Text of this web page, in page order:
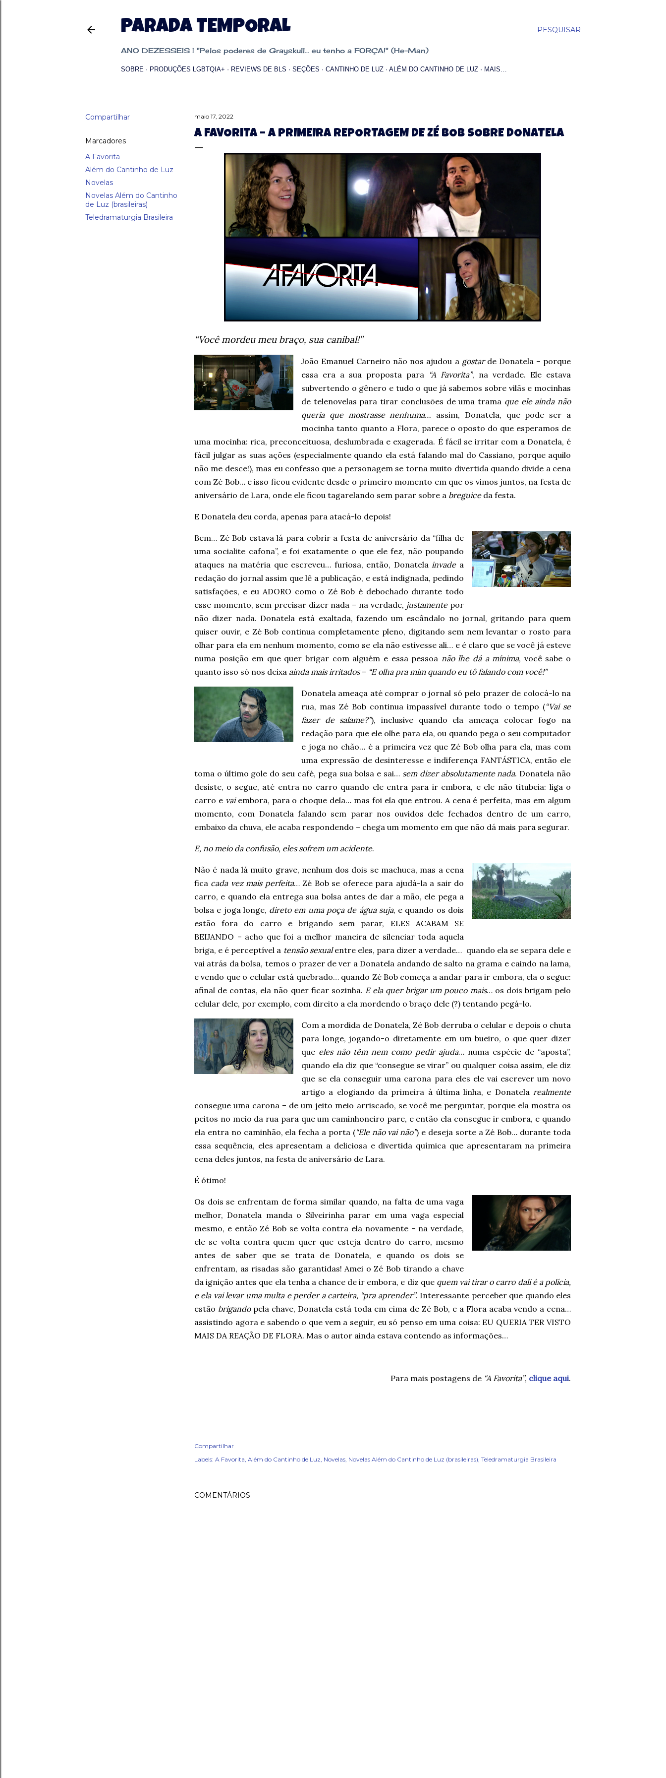
PESQUISAR
PARADA TEMPORAL
ANO DEZESSEIS | "Pelos poderes de Grayskull... eu tenho a FORÇA!" (He-Man)
SOBRE PRODUÇÕES LGBTQIA+ REVIEWS DE BLS SEÇÕES CANTINHO DE LUZ ALÉM DO CANTINHO DE LUZ MAIS…
Compartilhar
Marcadores
A Favorita
Além do Cantinho de Luz
Novelas
Novelas Além do Cantinho
de Luz (brasileiras)
Teledramaturgia Brasileira
maio 17, 2022
A FAVORITA – A PRIMEIRA REPORTAGEM DE ZÉ BOB SOBRE DONATELA
“Você mordeu meu braço, sua canibal!”
João Emanuel Carneiro não nos ajudou a gostarde Donatela – porque
essa era a sua proposta para “A Favorita”, na verdade. Ele estava
subvertendo o gênero e tudo o que já sabemos sobre vilãs e mocinhas
de telenovelas para tirar conclusões de uma trama que ele ainda não
queria que mostrasse nenhuma… assim, Donatela, que pode ser a
mocinha tanto quanto a Flora, parece o oposto do que esperamos de
uma mocinha: rica, preconceituosa, deslumbrada e exagerada. É fácil se irritar com a Donatela, é
fácil julgar as suas ações (especialmente quando ela está falando mal do Cassiano, porque aquilo
não me desce!), mas eu confesso que a personagem se torna muito divertida quando divide a cena
com Zé Bob… e isso ficou evidente desde o primeiro momento em que os vimos juntos, na festa de
aniversário de Lara, onde ele ficou tagarelando sem parar sobre a breguiceda festa.
E Donatela deu corda, apenas para atacá-lo depois!
Bem… Zé Bob estava lá para cobrir a festa de aniversário da “filha de
uma socialite cafona”, e foi exatamente o que ele fez, não poupando
ataques na matéria que escreveu… furiosa, então, Donatelainvadea
redação do jornal assim que lê a publicação, e está indignada, pedindo
satisfações, e eu ADORO como o Zé Bob é debochado durante todo
esse momento, sem precisar dizer nada – na verdade, justamentepor
não dizer nada. Donatela está exaltada, fazendo um escândalo no jornal, gritando para quem
quiser ouvir, e Zé Bob continua completamente pleno, digitando sem nem levantar o rosto para
olhar para ela em nenhum momento, como se ela não estivesse ali… e é claro que se você já esteve
numa posição em que quer brigar com alguém e essa pessoa não lhe dá a mínima, você sabe o
quanto isso só nos deixa ainda mais irritados– “E olha pra mim quando eu tô falando com você!”
Donatela ameaça até comprar o jornal só pelo prazer de colocá-lo na
rua, mas Zé Bob continua impassível durante todo o tempo (“Vai se
fazer de salame?”), inclusive quando ela ameaça colocar fogo na
redação para que ele olhe para ela, ou quando pega o seu computador
e joga no chão… é a primeira vez que Zé Bob olha para ela, mas com
uma expressão de desinteresse e indiferença FANTÁSTICA, então ele
toma o último gole do seu café, pega sua bolsa e sai… sem dizer absolutamente nada. Donatela não
desiste, o segue, até entra no carro quando ele entra para ir embora, e ele não titubeia: liga o
carro e vaiembora, para o choque dela… mas foi ela que entrou. A cena é perfeita, mas em algum
momento, com Donatela falando sem parar nos ouvidos dele fechados dentro de um carro,
embaixo da chuva, ele acaba respondendo – chega um momento em que não dá mais para segurar.
E, no meio da confusão, eles sofrem um acidente.
Não é nada lá muito grave, nenhum dos dois se machuca, mas a cena
fica cada vez mais perfeita… Zé Bob se oferece para ajudá-la a sair do
carro, e quando ela entrega sua bolsa antes de dar a mão, ele pega a
bolsa e joga longe, direto em uma poça de água suja, e quando os dois
estão fora do carro e brigando sem parar, ELES ACABAM SE
BEIJANDO – acho que foi a melhor maneira de silenciar toda aquela
briga, e é perceptível a tensão sexualentre eles, para dizer a verdade… quando ela se separa dele e
vai atrás da bolsa, temos o prazer de ver a Donatela andando de salto na grama e caindo na lama,
e vendo que o celular está quebrado… quando Zé Bob começa a andar para ir embora, ela o segue:
afinal de contas, ela não quer ficar sozinha. E ela quer brigar um pouco mais… os dois brigam pelo
celular dele, por exemplo, com direito a ela mordendo o braço dele (?) tentando pegá-lo.
Com a mordida de Donatela, Zé Bob derruba o celular e depois o chuta
para longe, jogando-o diretamente em um bueiro, o que quer dizer
que eles não têm nem como pedir ajuda… numa espécie de “aposta”,
quando ela diz que “consegue se virar” ou qualquer coisa assim, ele diz
que se ela conseguir uma carona para eles ele vai escrever um novo
artigo a elogiando da primeira à última linha, e Donatela realmente
consegue uma carona – de um jeito meio arriscado, se você me perguntar, porque ela mostra os
peitos no meio da rua para que um caminhoneiro pare, e então ela consegue ir embora, e quando
ela entra no caminhão, ela fecha a porta (“Ele não vai não”) e deseja sorte a Zé Bob… durante toda
essa sequência, eles apresentam a deliciosa e divertida química que apresentaram na primeira
cena deles juntos, na festa de aniversário de Lara.
É ótimo!
Os dois se enfrentam de forma similar quando, na falta de uma vaga
melhor, Donatela manda o Silveirinha parar em uma vaga especial
mesmo, e então Zé Bob se volta contra ela novamente – na verdade,
ele se volta contra quem quer que esteja dentro do carro, mesmo
antes de saber que se trata de Donatela, e quando os dois se
enfrentam, as risadas são garantidas! Amei o Zé Bob tirando a chave
da ignição antes que ela tenha a chance de ir embora, e diz que quem vai tirar o carro dali é a polícia,
e ela vai levar uma multa e perder a carteira, “pra aprender”. Interessante perceber que quando eles
estão brigandopela chave, Donatela está toda em cima de Zé Bob, e a Flora acaba vendo a cena…
assistindo agora e sabendo o que vem a seguir, eu só penso em uma coisa: EU QUERIA TER VISTO
MAIS DA REAÇÃO DE FLORA. Mas o autor ainda estava contendo as informações…
Para mais postagens de “A Favorita”, clique aqui.
Compartilhar
Labels: A Favorita Além do Cantinho de Luz Novelas Novelas Além do Cantinho de Luz (brasileiras) Teledramaturgia Brasileira
COMENTÁRIOS